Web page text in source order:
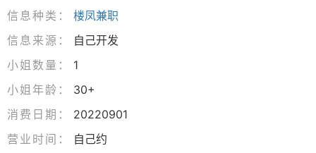
信息种类：
楼凤兼职
信息来源：
自己开发
小姐数量：
1
小姐年龄：
30+
消费日期：
20220901
营业时间：
自己约